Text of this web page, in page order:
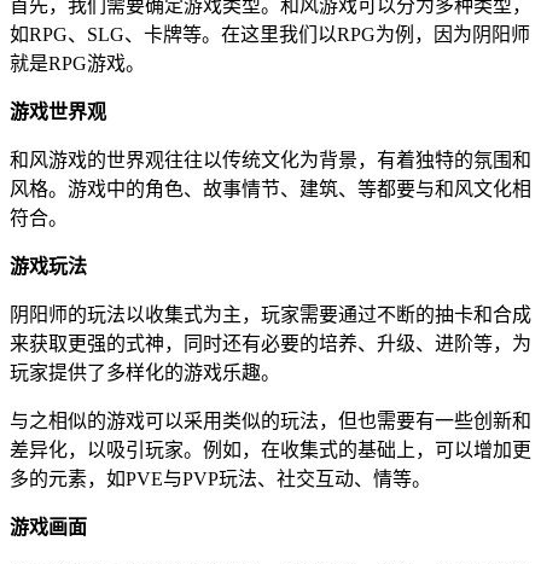
首先，我们需要确定游戏类型。和风游戏可以分为多种类型，
如RPG、SLG、卡牌等。在这里我们以RPG为例，因为阴阳师
就是RPG游戏。
游戏世界观
和风游戏的世界观往往以传统文化为背景，有着独特的氛围和
风格。游戏中的角色、故事情节、建筑、等都要与和风文化相
符合。
游戏玩法
阴阳师的玩法以收集式为主，玩家需要通过不断的抽卡和合成
来获取更强的式神，同时还有必要的培养、升级、进阶等，为
玩家提供了多样化的游戏乐趣。
与之相似的游戏可以采用类似的玩法，但也需要有一些创新和
差异化，以吸引玩家。例如，在收集式的基础上，可以增加更
多的元素，如PVE与PVP玩法、社交互动、情等。
游戏画面